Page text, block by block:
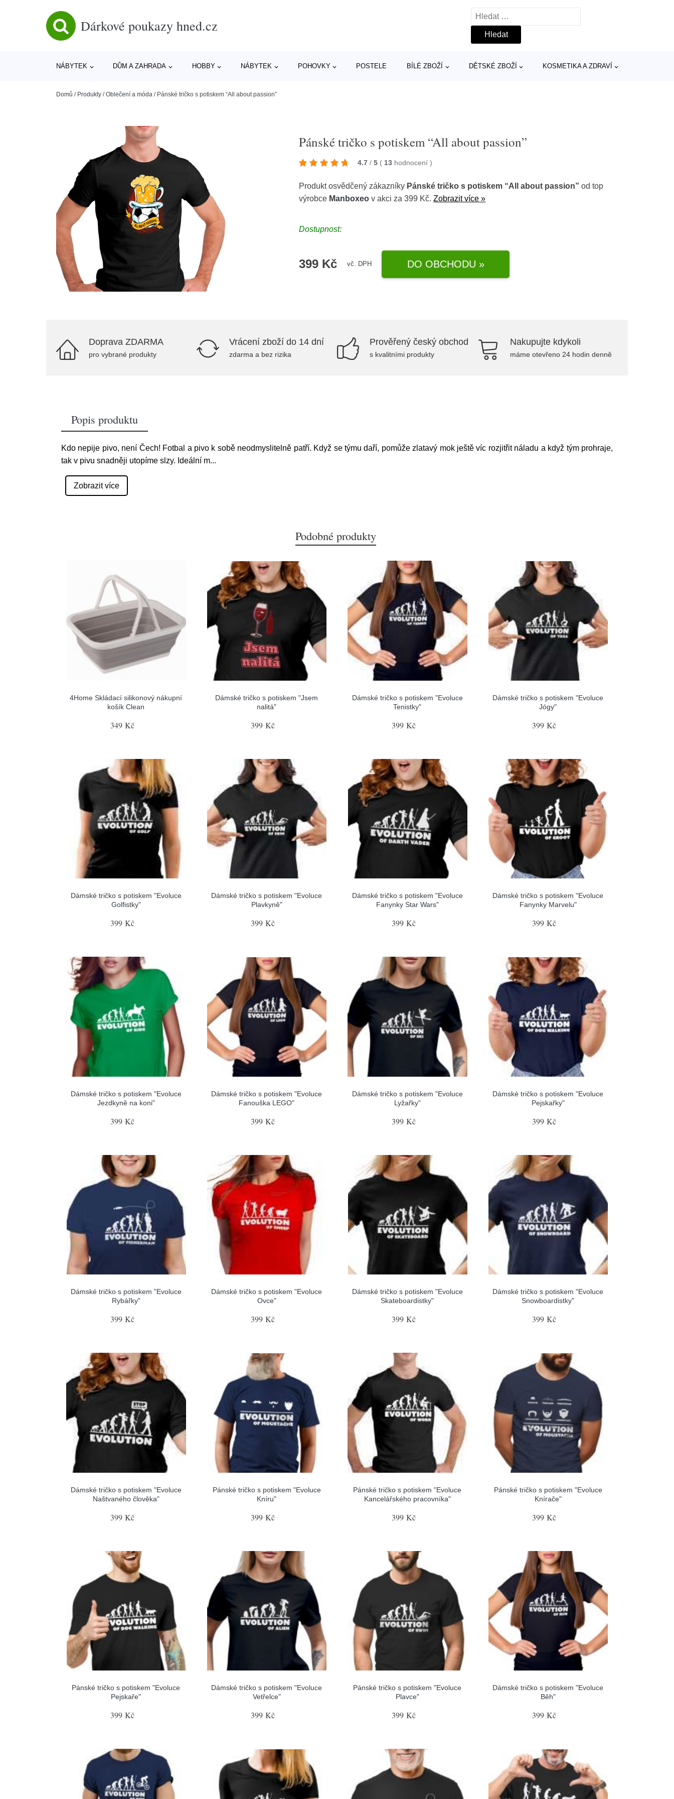
Dárkové poukazy hned.cz
Vyhledávání
NÁBYTEK DŮM A ZAHRADA HOBBY NÁBYTEK POHOVKY POSTELE BÍLÉ ZBOŽÍ DĚTSKÉ ZBOŽÍ KOSMETIKA A ZDRAVÍ
Domů / Produkty /Oblečení a móda / Pánské tričko s potiskem “All about passion”
Pánské tričko s potiskem “All about passion”
4.7 / 5 ( 13 hodnocení)
Produkt osvědčený zákazníky Pánské tričko s potiskem “All about passion” od top
výrobce Manboxeo v akci za 399 Kč.Zobrazit více »
Dostupnost:
399 Kč vč. DPH DO OBCHODU »
Doprava ZDARMA
pro vybrané produkty
Vrácení zboží do 14 dní
zdarma a bez rizika
Prověřený český obchod
s kvalitními produkty
Nakupujte kdykoli
máme otevřeno 24 hodin denně
Popis produktu
Kdo nepije pivo, není Čech! Fotbal a pivo k sobě neodmyslitelně patří. Když se týmu daří, pomůže zlatavý mok ještě víc rozjitřit náladu a když tým prohraje,
tak v pivu snadněji utopíme slzy. Ideální m...
Zobrazit více
Podobné produkty
4Home Skládací silikonový nákupní
košík Clean
349 Kč
Dámské tričko s potiskem "Jsem
nalitá"
399 Kč
Dámské tričko s potiskem "Evoluce
Tenistky"
399 Kč
Dámské tričko s potiskem "Evoluce
Jógy"
399 Kč
Dámské tričko s potiskem "Evoluce
Golfistky"
399 Kč
Dámské tričko s potiskem "Evoluce
Plavkyně"
399 Kč
Dámské tričko s potiskem "Evoluce
Fanynky Star Wars"
399 Kč
Dámské tričko s potiskem "Evoluce
Fanynky Marvelu"
399 Kč
Dámské tričko s potiskem "Evoluce
Jezdkyně na koni"
399 Kč
Dámské tričko s potiskem "Evoluce
Fanouška LEGO"
399 Kč
Dámské tričko s potiskem "Evoluce
Lyžařky"
399 Kč
Dámské tričko s potiskem "Evoluce
Pejskařky"
399 Kč
Dámské tričko s potiskem "Evoluce
Rybářky"
399 Kč
Dámské tričko s potiskem "Evoluce
Ovce"
399 Kč
Dámské tričko s potiskem "Evoluce
Skateboardistky"
399 Kč
Dámské tričko s potiskem "Evoluce
Snowboardistky"
399 Kč
Dámské tričko s potiskem "Evoluce
Naštvaného člověka"
399 Kč
Pánské tričko s potiskem "Evoluce
Kníru"
399 Kč
Pánské tričko s potiskem "Evoluce
Kancelářského pracovníka"
399 Kč
Pánské tričko s potiskem "Evoluce
Knírače"
399 Kč
Pánské tričko s potiskem "Evoluce
Pejskaře"
399 Kč
Dámské tričko s potiskem "Evoluce
Vetřelce"
399 Kč
Pánské tričko s potiskem "Evoluce
Plavce"
399 Kč
Dámské tričko s potiskem "Evoluce
Běh"
399 Kč